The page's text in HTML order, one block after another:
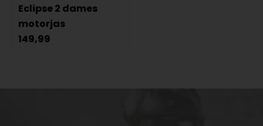
Eclipse 2 dames
motorjas
149,99